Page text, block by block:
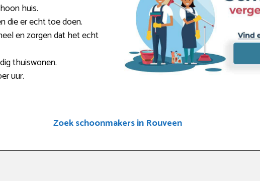
huis.
die er echt toe doen.
en zorgen dat het echt
thuiswonen.
uur.
Zoek schoonmakers in Rouveen